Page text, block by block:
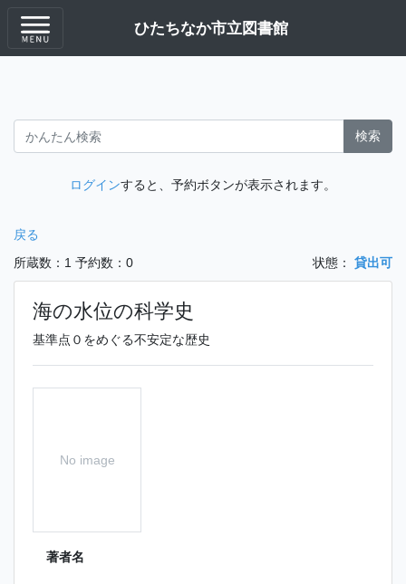
ひたちなか市立図書館
検索
ログインすると、予約ボタンが表示されます。
戻る
所蔵数：1 予約数：0 状態： 貸出可
海の水位の科学史
基準点０をめぐる不安定な歴史
No image
著者名